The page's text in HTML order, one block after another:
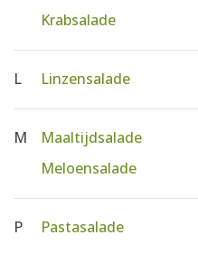
Krabsalade
L Linzensalade
M Maaltijdsalade
Meloensalade
P Pastasalade